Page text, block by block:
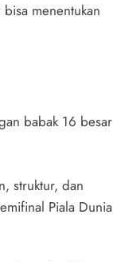
menentukan
babak 16 besar
struktur, dan
Piala Dunia